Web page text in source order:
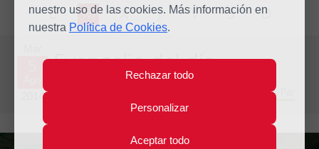
nuestro uso de las cookies. Más información en
nuestra Política de Cookies.
Rechazar todo
Personalizar
Aceptar todo
L M X J V S D
2014
Evangelio del día
Decimoctava semana del Tiempo Ordinario - Año Par